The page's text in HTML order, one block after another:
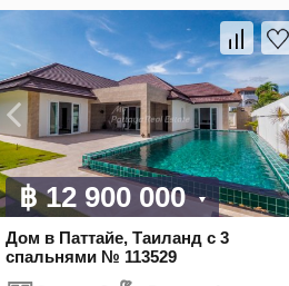
฿ 12 900 000
Дом в Паттайе, Таиланд с 3
спальнями № 113529